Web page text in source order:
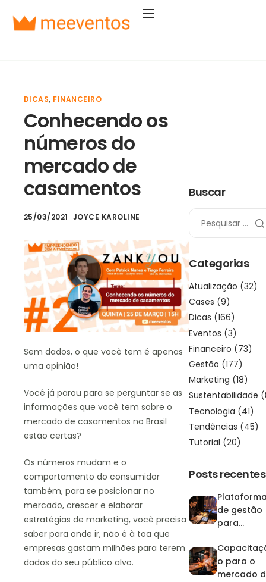
Soluções
Empresa
Entrar
Começar agora
DICAS, FINANCEIRO
Conhecendo os
números do
mercado de
casamentos
25/03/2021 JOYCE KAROLINE
Sem dados, o que você tem é apenas
uma opinião!
Você já parou para se perguntar se as
informações que você tem sobre o
mercado de casamentos no Brasil
estão certas?
Os números mudam e o
comportamento do consumidor
também, para se posicionar no
mercado, crescer e elaborar
estratégias de marketing, você precisa
saber para onde ir, não é à toa que
empresas gastam milhões para terem
dados do seu público alvo.
Buscar
Categorias
Atualização (32)
Cases (9)
Dicas (166)
Eventos (3)
Financeiro (73)
Gestão (177)
Marketing (18)
Sustentabilidade
Tecnologia (41)
Tendências (45)
Tutorial (20)
Posts recentes
de gestão
para
domine a
agenda e
financeiro
o para o
mercado